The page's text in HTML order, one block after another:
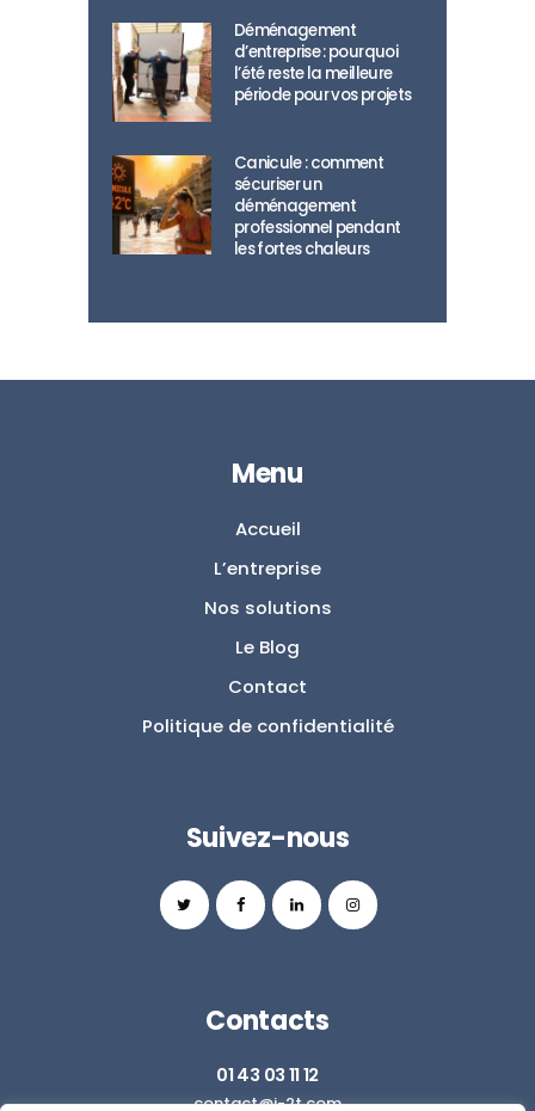
Déménagement
d’entreprise : pourquoi
l’été reste la meilleure
période pour vos projets
Canicule : comment
sécuriser un
déménagement
professionnel pendant
les fortes chaleurs
Menu
Accueil
L’entreprise
Nos solutions
Le Blog
Contact
Politique de confidentialité
Suivez-nous
Contacts
01 43 03 11 12
contact@i-2t.com